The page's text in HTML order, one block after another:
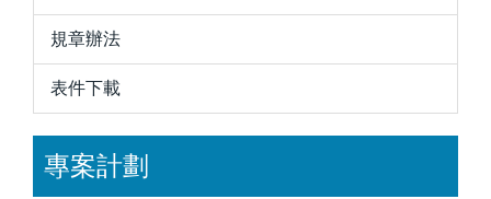
規章辦法
表件下載
專案計劃